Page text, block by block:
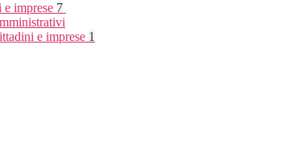
imprese 7
e imprese 1